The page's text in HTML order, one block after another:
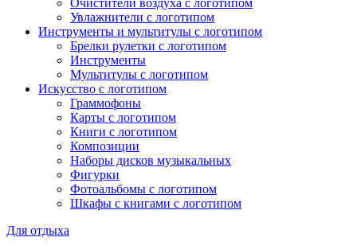
Увлажнители с логотипом
Инструменты и мультитулы с логотипом
Брелки рулетки с логотипом
Инструменты
Мультитулы с логотипом
Искусство с логотипом
Граммофоны
Карты с логотипом
Книги с логотипом
Композиции
Наборы дисков музыкальных
Фигурки
Фотоальбомы с логотипом
Шкафы с книгами с логотипом
Для отдыха